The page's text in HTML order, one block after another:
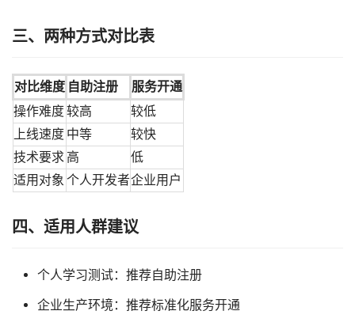
三、两种方式对比表
对比维度 自助注册
服务开通
操作难度较高
较低
上线速度 中等
较快
技术要求 高
低
适用对象 个人开发者企业用户
四、适用人群建议
个人学习测试：推荐自助注册
企业生产环境：推荐标准化服务开通